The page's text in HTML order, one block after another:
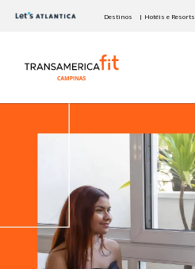
Destinos | Hotéis e Resorts